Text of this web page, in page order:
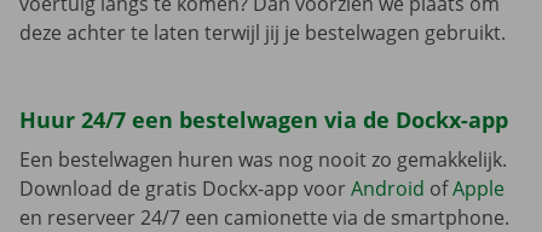
deze achter te laten terwijl jij je bestelwagen gebruikt.
Huur 24/7 een bestelwagen via de Dockx-app
Een bestelwagen huren was nog nooit zo gemakkelijk.
Download de gratis Dockx-app voorAndroid ofApple
en reserveer 24/7 een camionette via de smartphone.